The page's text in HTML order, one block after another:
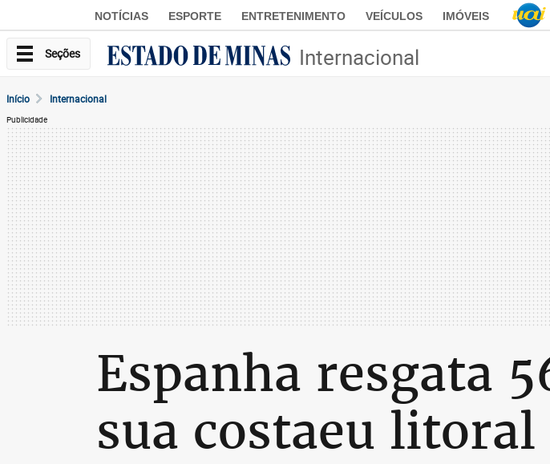
NOTÍCIAS ESPORTE ENTRETENIMENTO VEÍCULOS IMÓVEIS
Seções Internacional
Início Internacional
Publicidade
Espanha resgata
sua costaeu litoral